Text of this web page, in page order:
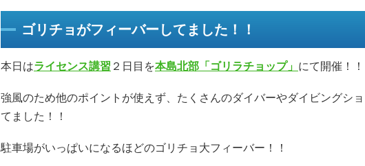
ゴリチョがフィーバーしてました！！
本日はライセンス講習 ２日目を本島北部「ゴリラチョップ」 にて開催！！
強風のため他のポイントが使えず、たくさんのダイバーやダイビングシ
てました！！
駐車場がいっぱいになるほどのゴリチョ大フィーバー！！